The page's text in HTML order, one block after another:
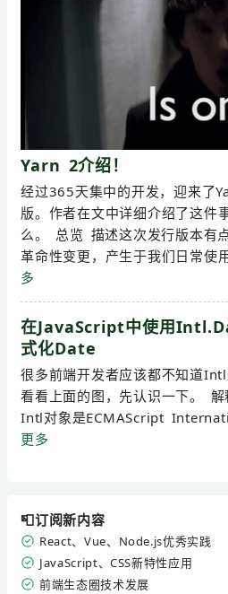
Yarn 2介绍！
经过365天集中的开发，迎来了
版。作者在文中详细介绍了这件
么。 总览 描述这次发行版本有
革命性变更，产生于我们日常使
多
在JavaScript中使用
式化Date
很多前端开发者应该都不知道Intl
看看上面的图，先认识一下。
Intl对象是ECMAScript
更多
📮订阅新内容
React、Vue、Node.js优秀实践
JavaScript、CSS新特性应用
前端生态圈技术发展